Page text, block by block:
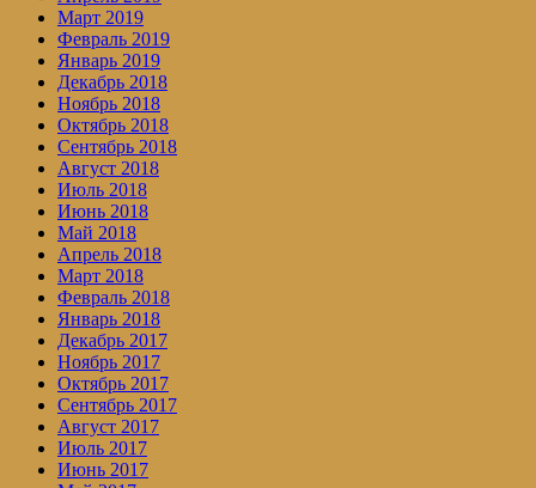
Март 2019
Февраль 2019
Январь 2019
Декабрь 2018
Ноябрь 2018
Октябрь 2018
Сентябрь 2018
Август 2018
Июль 2018
Июнь 2018
Май 2018
Апрель 2018
Март 2018
Февраль 2018
Январь 2018
Декабрь 2017
Ноябрь 2017
Октябрь 2017
Сентябрь 2017
Август 2017
Июль 2017
Июнь 2017